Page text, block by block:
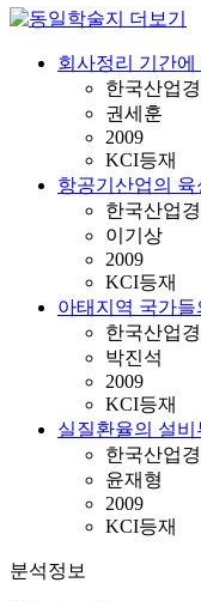
회사정리 기간
한국산업
권세훈
2009
KCI등재
항공기산업의 육
한국산업
이기상
2009
KCI등재
아태지역 국가
한국산업
박진석
2009
KCI등재
실질환율의 설
한국산업
윤재형
2009
KCI등재
분석정보